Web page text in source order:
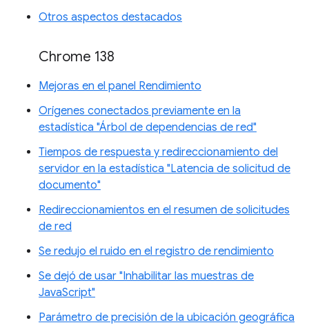
Otros aspectos destacados
Chrome 138
Mejoras en el panel Rendimiento
Orígenes conectados previamente en la
estadística "Árbol de dependencias de red"
Tiempos de respuesta y redireccionamiento del
servidor en la estadística "Latencia de solicitud de
documento"
Redireccionamientos en el resumen de solicitudes
de red
Se redujo el ruido en el registro de rendimiento
Se dejó de usar "Inhabilitar las muestras de
JavaScript"
Parámetro de precisión de la ubicación geográfica